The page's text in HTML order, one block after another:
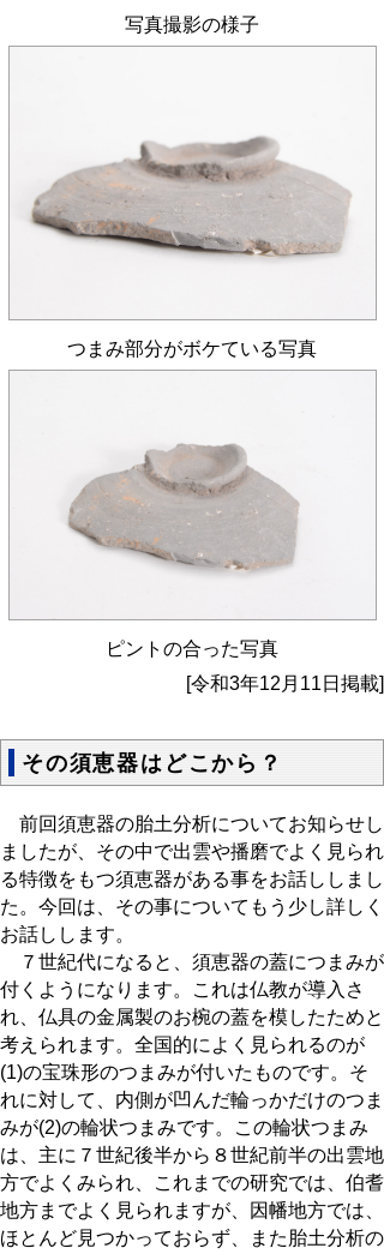
写真撮影の様子
つまみ部分がボケている写真
ピントの合った写真
[令和3年12月11日掲載]
その須恵器はどこから？
前回須恵器の胎土分析についてお知らせし
ましたが、その中で出雲や播磨でよく見られ
る特徴をもつ須恵器がある事をお話ししまし
た。今回は、その事についてもう少し詳しく
お話しします。
７世紀代になると、須恵器の蓋につまみが
付くようになります。これは仏教が導入さ
れ、仏具の金属製のお椀の蓋を模したためと
考えられます。全国的によく見られるのが
(1)の宝珠形のつまみが付いたものです。そ
れに対して、内側が凹んだ輪っかだけのつま
みが(2)の輪状つまみです。この輪状つまみ
は、主に７世紀後半から８世紀前半の出雲地
方でよくみられ、これまでの研究では、伯耆
地方までよく見られますが、因幡地方では、
ほとんど見つかっておらず、また胎土分析の